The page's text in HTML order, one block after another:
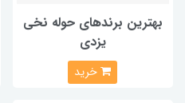
بهترین برندهای حوله نخی
یزدی
خرید